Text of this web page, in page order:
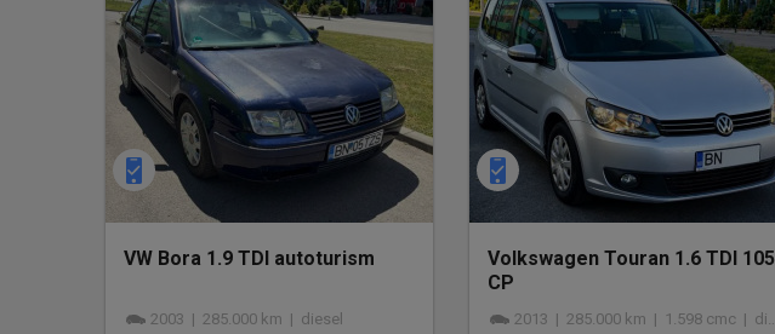
VW Bora 1.9 TDI autoturism
2003 | 285.000 km | diesel
Volkswagen Touran 1.6 TDI 105
CP
2013 | 285.000 km | 1.598 cmc | diesel